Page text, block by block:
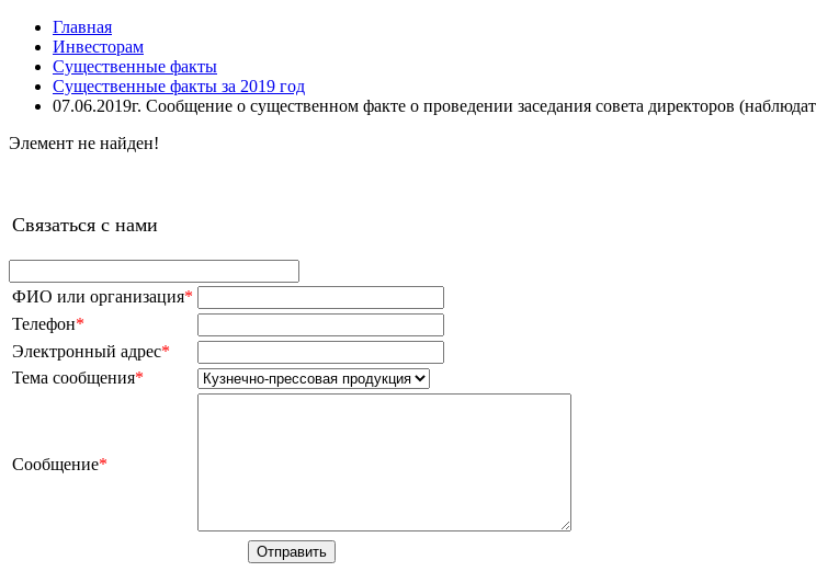
Главная
Инвесторам
Существенные факты
Существенные факты за 2019 год
07.06.2019г. Сообщение о существенном факте о проведении заседания совета директоров
Элемент не найден!
Связаться с нами
ФИО или организация*
Телефон*
Электронный адрес*
Тема сообщения*
Сообщение*